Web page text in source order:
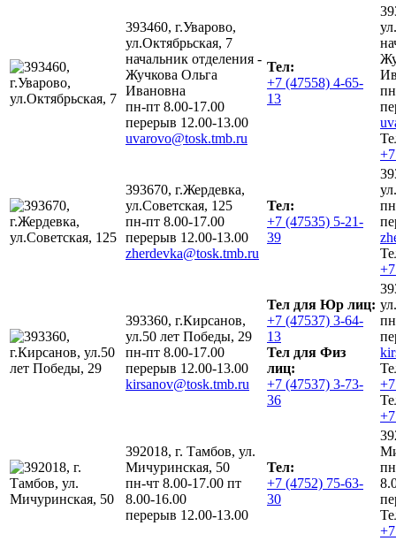
393460, г.Уварово,
ул.Октябрьская, 7
начальник отделения -
Жучкова Ольга
Ивановна
пн-пт 8.00-17.00
перерыв 12.00-13.00
uvarovo@tosk.tmb.ru
Тел:
+7 (47558) 4-65-
13
393670, г.Жердевка,
ул.Советская, 125
пн-пт 8.00-17.00
перерыв 12.00-13.00
zherdevka@tosk.tmb.ru
Тел:
+7 (47535) 5-21-
39
393360, г.Кирсанов,
ул.50 лет Победы, 29
пн-пт 8.00-17.00
перерыв 12.00-13.00
kirsanov@tosk.tmb.ru
Тел для Юр лиц:
+7 (47537) 3-64-
13
Тел для Физ
лиц:
+7 (47537) 3-73-
36
392018, г. Тамбов, ул.
Мичуринская, 50
пн-чт 8.00-17.00 пт
8.00-16.00
перерыв 12.00-13.00
Тел:
+7 (4752) 75-63-
30